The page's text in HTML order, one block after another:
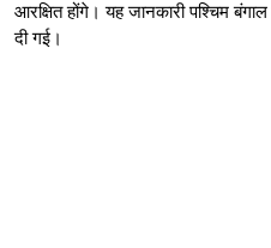
आरक्षित होंगे। यह जानकारी पश्चिम
दी गई।